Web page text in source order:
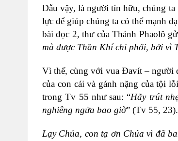
Dẫu vậy, là người tín hữu, chúng
lực để giúp chúng ta có thể mạnh
bài đọc 2, thư của Thánh Phaolô
mà được Thần Khí chi phối, bởi vì
Vì thế, cùng với vua Đavít – người
của con cái và gánh nặng của tội
trong Tv 55 như sau: “Hãy trút
nghiêng ngửa bao giờ” (Tv 55, 23).
Lạy Chúa, con tạ ơn Chúa vì đã